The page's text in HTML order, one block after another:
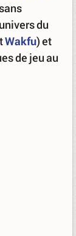
du
Wakfu) et
de jeu au